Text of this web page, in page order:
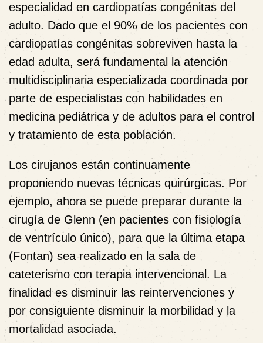
especialidad en cardiopatías congénitas del
adulto. Dado que el 90% de los pacientes con
cardiopatías congénitas sobreviven hasta la
edad adulta, será fundamental la atención
multidisciplinaria especializada coordinada por
parte de especialistas con habilidades en
medicina pediátrica y de adultos para el control
y tratamiento de esta población.
Los cirujanos están continuamente
proponiendo nuevas técnicas quirúrgicas. Por
ejemplo, ahora se puede preparar durante la
cirugía de Glenn (en pacientes con fisiología
de ventrículo único), para que la última etapa
(Fontan) sea realizado en la sala de
cateterismo con terapia intervencional. La
finalidad es disminuir las reintervenciones y
por consiguiente disminuir la morbilidad y la
mortalidad asociada.